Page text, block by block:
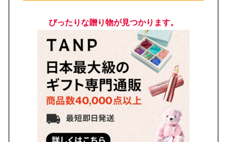
ぴったりな贈り物が見つかります。